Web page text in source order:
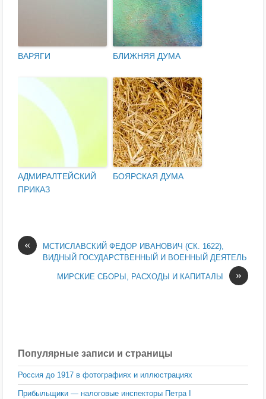
ВАРЯГИ БЛИЖНЯЯ ДУМА
АДМИРАЛТЕЙСКИЙ
ПРИКАЗ
БОЯРСКАЯ ДУМА
«
МСТИСЛАВСКИЙ ФЕДОР ИВАНОВИЧ (СК. 1622),
ВИДНЫЙ ГОСУДАРСТВЕННЫЙ И ВОЕННЫЙ ДЕЯТЕЛЬ
»
МИРСКИЕ СБОРЫ, РАСХОДЫ И КАПИТАЛЫ
Популярные записи и страницы
Россия до 1917 в фотографиях и иллюстрациях
Прибыльщики — налоговые инспекторы Петра I